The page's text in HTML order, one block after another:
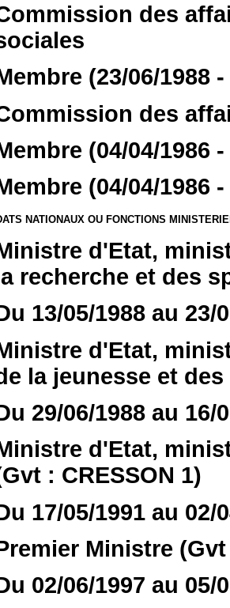
des
(23/06/1988
des
(04/04/1986
(04/04/1986
NATIONAUX OU FONCTIONS
d'Etat,
recherche et des
13/05/1988 au 23/
d'Etat,
la jeunesse et
29/06/1988 au 16/
d'Etat,
: CRESSON 1)
17/05/1991 au 02/
Ministre
02/06/1997 au 05/